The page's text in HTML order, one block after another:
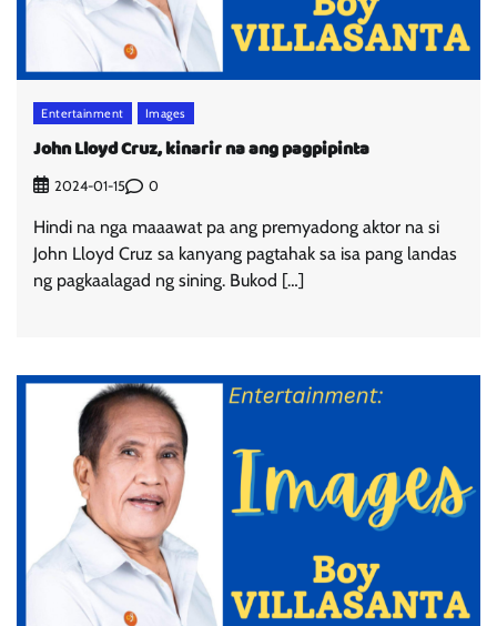
Entertainment Images
John Lloyd Cruz, kinarir na ang pagpipinta
2024-01-15 0
Hindi na nga maaawat pa ang premyadong aktor na si
John Lloyd Cruz sa kanyang pagtahak sa isa pang landas
ng pagkaalagad ng sining. Bukod […]